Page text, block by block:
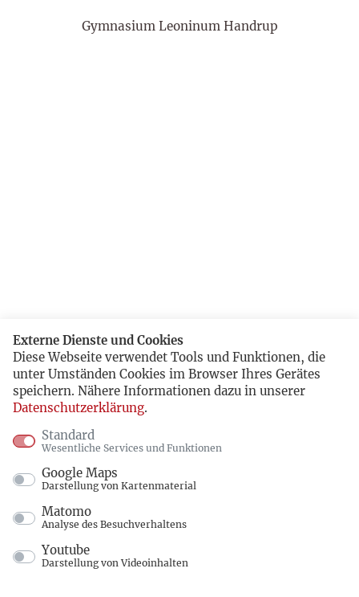
Gymnasium Leoninum Handrup
Externe Dienste und Cookies
Diese Webseite verwendet Tools und Funktionen, die
unter Umständen Cookies im Browser Ihres Gerätes
speichern. Nähere Informationen dazu in unserer
Datenschutzerklärung.
Standard
Wesentliche Services und Funktionen
Google Maps
Darstellung von Kartenmaterial
Matomo
Analyse des Besuchverhaltens
Youtube
Darstellung von Videoinhalten